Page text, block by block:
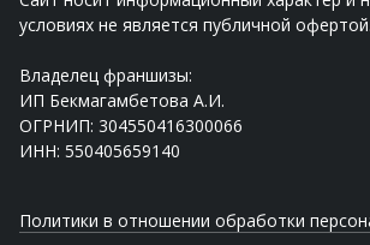
условиях не является публичной офертой.
Владелец франшизы:
ИП Бекмагамбетова А.И.
ОГРНИП: 304550416300066
ИНН: 550405659140
Политики в отношении обработки